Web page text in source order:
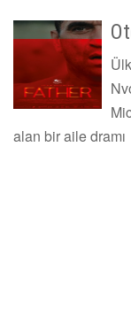
alan bir aile dramı